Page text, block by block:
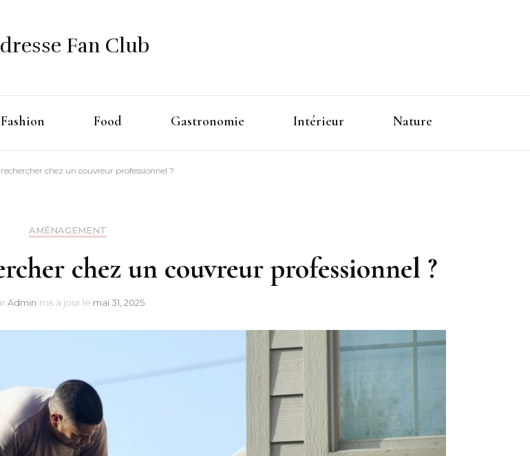
Fan Club
Fashion Food Gastronomie Intérieur Nature
chez un couvreur professionnel ?
AMÉNAGEMENT
chez un couvreur professionnel ?
Admin mis à jour le mai 31, 2025